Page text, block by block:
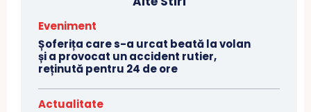
Eveniment
Șoferița care s-a urcat beată la volan
și a provocat un accident rutier,
reținută pentru 24 de ore
Actualitate